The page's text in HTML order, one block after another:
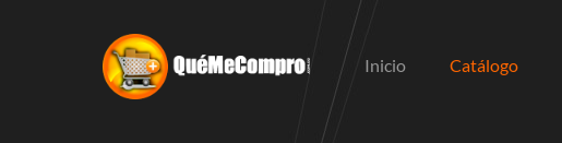
Inicio Catálogo